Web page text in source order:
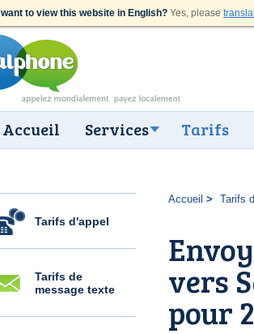
want to view this website in English? Yes, please
Accueil Services Tarifs
Tarifs d'appel
Tarifs de
message texte
Accueil Tarifs
vers
pour